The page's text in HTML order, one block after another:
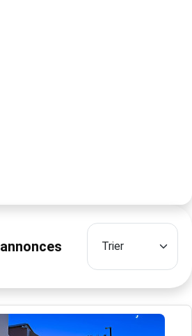
annonces